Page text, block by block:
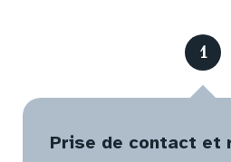
1
Prise de contact et